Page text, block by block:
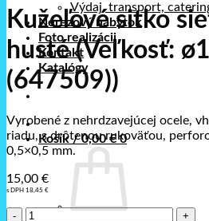
Výdaj, transport,
Nerezový nábytok
Foto realizácii
Kontakt
Katalógy
Košík /0,00€ 0
Kužeľové sitko
husté (Veľkosť:
(647509))
Vyrobené z nehrdzavejúcej ocele,
riadu, s drôtenou rukoväťou,
0,5×0,5 mm.
15,00 €
s DPH 18,45 €
množstvo